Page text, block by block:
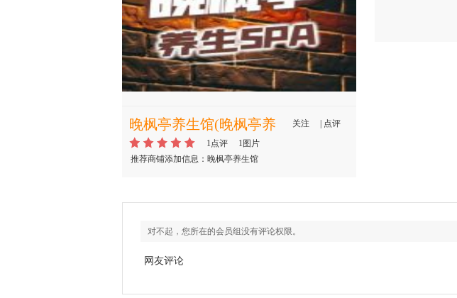
关注 点评
晚枫亭养生馆(晚枫亭养
生馆)
1点评
1图片
推荐商铺添加信息：晚枫亭养生馆
对不起，您所在的会员组没有评论权限。
网友评论